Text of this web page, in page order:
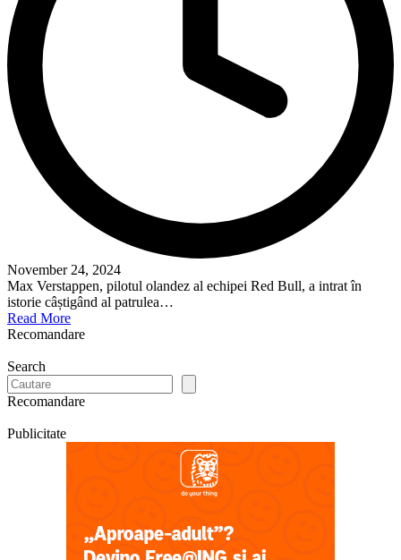
November 24, 2024
Max Verstappen, pilotul olandez al echipei Red Bull, a intrat în
istorie câștigând al patrulea…
Read More
Recomandare
Search
Recomandare
Publicitate